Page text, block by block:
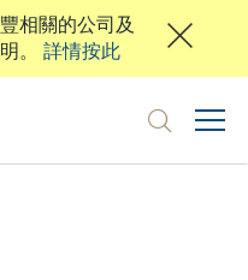
相關的公司及
。 詳情按此